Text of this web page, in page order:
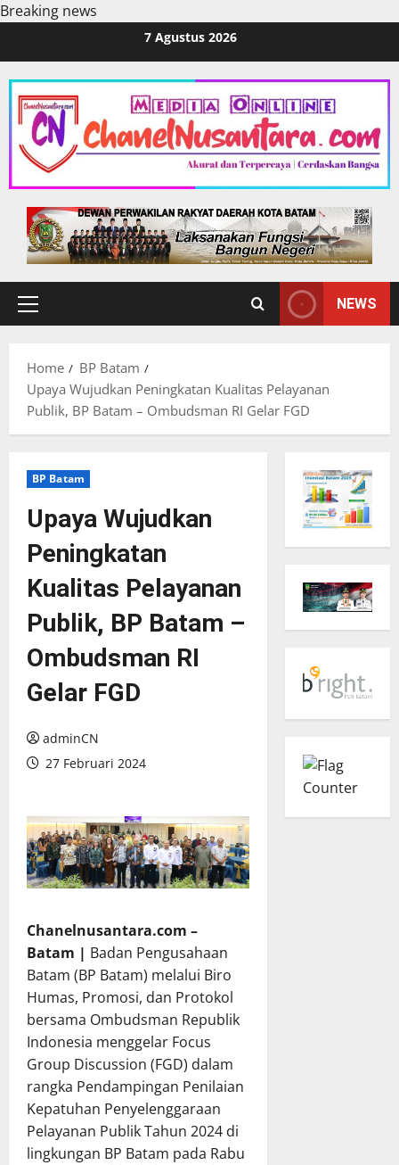
Breaking news
content
7 Agustus 2026
Primary
NEWS
Home
BP Batam
Upaya Wujudkan Peningkatan Kualitas Pelayanan
Publik, BP Batam – Ombudsman RI Gelar FGD
BP Batam
Upaya Wujudkan
Peningkatan
Kualitas Pelayanan
Publik, BP Batam –
Ombudsman RI
Gelar FGD
adminCN
27 Februari 2024
Chanelnusantara.com –
Batam | Badan Pengusahaan
Batam (BP Batam) melalui Biro
Humas, Promosi, dan Protokol
bersama Ombudsman Republik
Indonesia menggelar Focus
Group Discussion (FGD) dalam
rangka Pendampingan Penilaian
Kepatuhan Penyelenggaraan
Pelayanan Publik Tahun 2024 di
lingkungan BP Batam pada Rabu